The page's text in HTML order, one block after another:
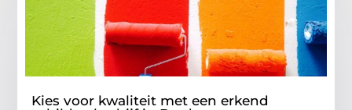
Kies voor kwaliteit met een erkend